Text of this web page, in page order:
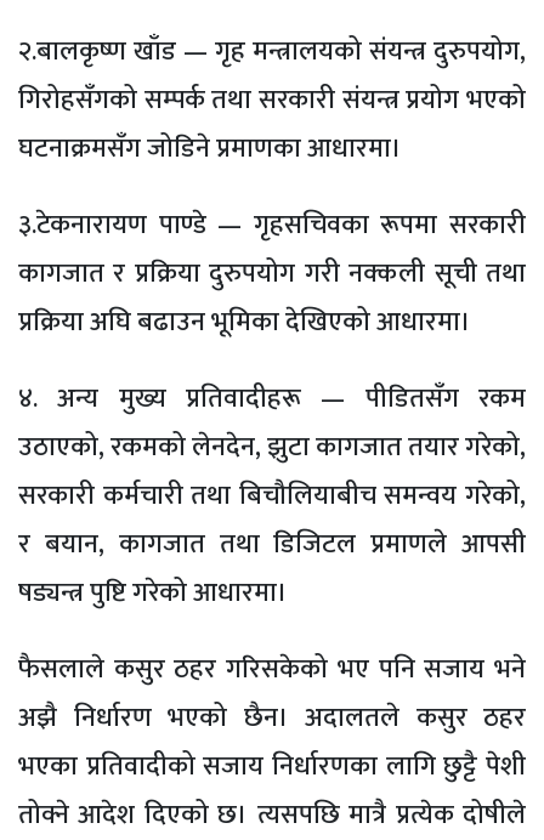
२.बालकृष्ण खाँड — गृह मन्त्रालयको संयन्त्र दुरुपयोग,
गिरोहसँगको सम्पर्क तथा सरकारी संयन्त्र प्रयोग भएको
घटनाक्रमसँग जोडिने प्रमाणका आधारमा।
३.टेकनारायण पाण्डे — गृहसचिवका रूपमा सरकारी
कागजात र प्रक्रिया दुरुपयोग गरी नक्कली सूची तथा
प्रक्रिया अघि बढाउन भूमिका देखिएको आधारमा।
४. अन्य मुख्य प्रतिवादीहरू — पीडितसँग रकम
उठाएको, रकमको लेनदेन, झुटा कागजात तयार गरेको,
सरकारी कर्मचारी तथा बिचौलियाबीच समन्वय गरेको,
र बयान, कागजात तथा डिजिटल प्रमाणले आपसी
षड्यन्त्र पुष्टि गरेको आधारमा।
फैसलाले कसुर ठहर गरिसकेको भए पनि सजाय भने
अझै निर्धारण भएको छैन। अदालतले कसुर ठहर
भएका प्रतिवादीको सजाय निर्धारणका लागि छुट्टै पेशी
तोक्ने आदेश दिएको छ। त्यसपछि मात्रै प्रत्येक दोषीले